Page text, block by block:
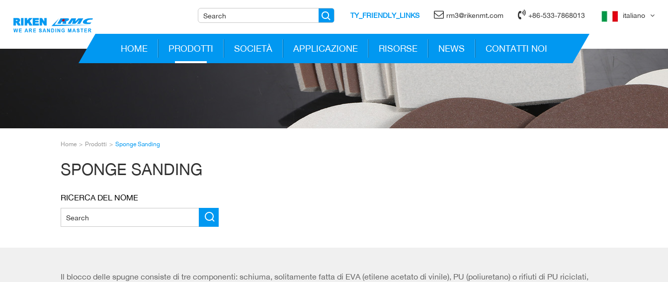
TY_FRIENDLY_LINKS rm3@rikenmt.com +86-533-7868013 italiano
HOME PRODOTTI SOCIETÀ APPLICAZIONE RISORSE NEWS CONTATTI NOI
Home Prodotti Sponge Sanding
SPONGE SANDING
RICERCA DEL NOME
Il blocco delle spugne consiste di tre componenti: schiuma, solitamente fatta di EVA (etilene acetato di vinile), PU (poliuretano) o rifiuti di PU riciclati,